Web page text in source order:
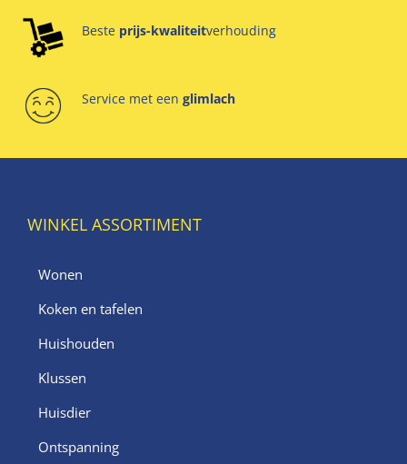
Beste prijs-kwaliteitverhouding
Service met een glimlach
WINKEL ASSORTIMENT
Wonen
Koken en tafelen
Huishouden
Klussen
Huisdier
Ontspanning